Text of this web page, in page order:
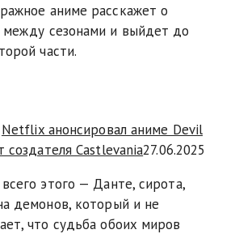
аниме расскажет о
между сезонами и выйдет до
части.
Netflix анонсировал аниме Devil
создателя Castlevania27.06.2025
этого — Данте, сирота,
демонов, который и не
что судьба обоих миров